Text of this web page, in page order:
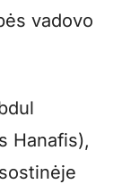
vadovo
Hanafis),